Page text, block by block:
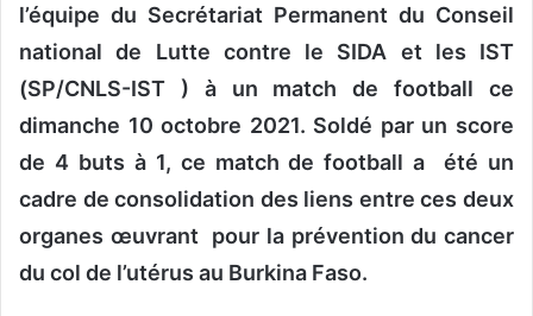
l’équipe du Secrétariat Permanent du Conseil
national de Lutte contre le SIDA et les IST
(SP/CNLS-IST ) à un match de football ce
dimanche 10 octobre 2021. Soldé par un score
de 4 buts à 1, ce match de football a été un
cadre de consolidation des liens entre ces deux
organes œuvrant pour la prévention du cancer
du col de l’utérus au Burkina Faso.